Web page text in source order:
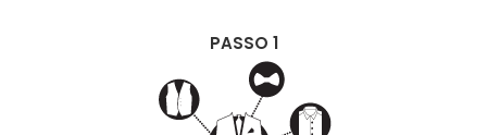
PASSO 1